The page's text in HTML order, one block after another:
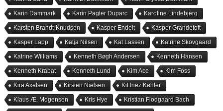
Karin Dammark Karin Pagter Duparc Karoline Lindebjerg
Karsten Brandt-Knudsen Kasper Endelt Kasper Grandetoft
Kasper Lapp Katja Nilsen Kat Lassen Katrine Skovgaard
Katrine Williams Kenneth Bøgh Andersen Kenneth Hansen
Kenneth Krabat Kenneth Lund Kim Ace Kim Foss
Kira Axelsen Kirsten Nielsen Kit Inez Køhler
Klaus Æ. Mogensen Kris Hye Kristian Flodgaard Bach